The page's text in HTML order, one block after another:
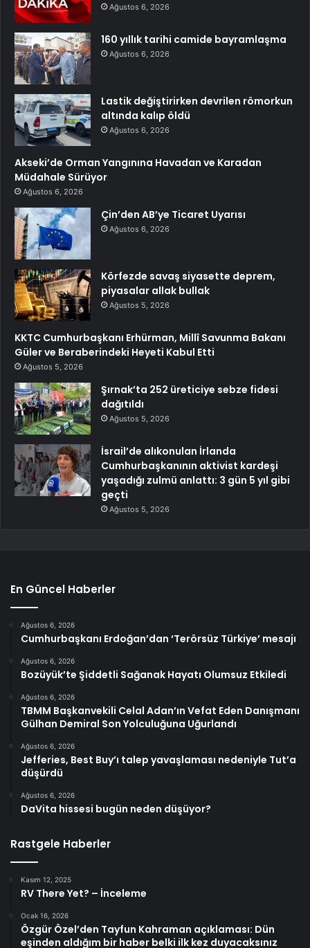
Ağustos 6, 2026
160 yıllık tarihi camide bayramlaşma
Ağustos 6, 2026
Lastik değiştirirken devrilen römorkun
altında kalıp öldü
Ağustos 6, 2026
Akseki’de Orman Yangınına Havadan ve Karadan
Müdahale Sürüyor
Ağustos 6, 2026
Çin’den AB’ye Ticaret Uyarısı
Ağustos 6, 2026
Körfezde savaş siyasette deprem,
piyasalar allak bullak
Ağustos 5, 2026
KKTC Cumhurbaşkanı Erhürman, Millî Savunma Bakanı
Güler ve Beraberindeki Heyeti Kabul Etti
Ağustos 5, 2026
Şırnak’ta 252 üreticiye sebze fidesi
dağıtıldı
Ağustos 5, 2026
İsrail’de alıkonulan İrlanda
Cumhurbaşkanının aktivist kardeşi
yaşadığı zulmü anlattı: 3 gün 5 yıl gibi
geçti
Ağustos 5, 2026
En Güncel Haberler
Ağustos 6, 2026
Cumhurbaşkanı Erdoğan’dan ‘Terörsüz Türkiye’ mesajı
Ağustos 6, 2026
Bozüyük’te Şiddetli Sağanak Hayatı Olumsuz Etkiledi
Ağustos 6, 2026
TBMM Başkanvekili Celal Adan’ın Vefat Eden Danışmanı
Gülhan Demiral Son Yolculuğuna Uğurlandı
Ağustos 6, 2026
Jefferies, Best Buy’ı talep yavaşlaması nedeniyle Tut’a
düşürdü
Ağustos 6, 2026
DaVita hissesi bugün neden düşüyor?
Rastgele Haberler
Kasım 12, 2025
RV There Yet? – İnceleme
Ocak 16, 2026
Özgür Özel’den Tayfun Kahraman açıklaması: Dün
eşinden aldığım bir haber belki ilk kez duyacaksınız